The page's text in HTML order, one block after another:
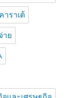
าราเต้
าย